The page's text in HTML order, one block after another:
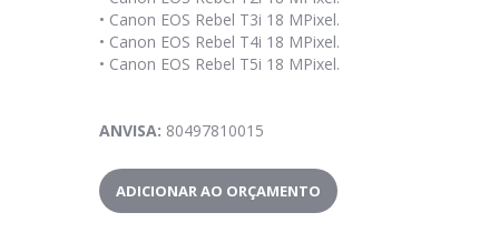
• Canon EOS Rebel T3i 18 MPixel.
• Canon EOS Rebel T4i 18 MPixel.
• Canon EOS Rebel T5i 18 MPixel.
ANVISA: 80497810015
ADICIONAR AO ORÇAMENTO